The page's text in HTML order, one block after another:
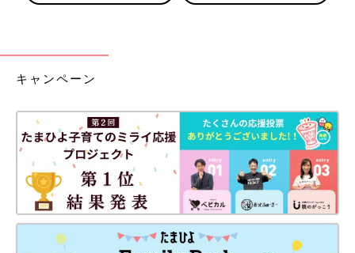
キャンペーン